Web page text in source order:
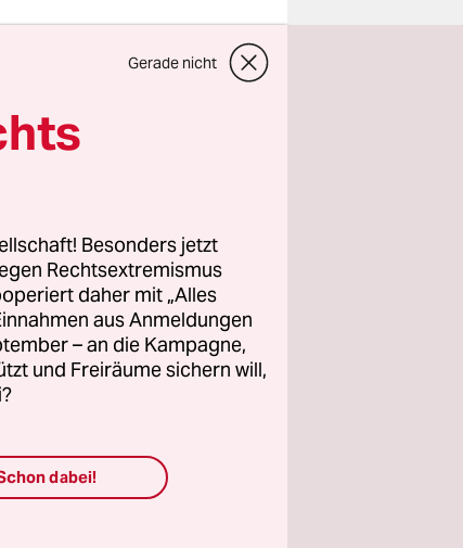
so
will
in
Grund
in
in
Gerade nicht
Besonders jetzt
Rechtsextremismus
daher mit „Alles
aus Anmeldungen
– an die Kampagne,
und Freiräume sichern will,
dabei!